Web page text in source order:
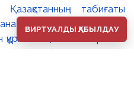
табиғаты
емес, ұлттық мәдени
қалыптастыратын
табады. 🔸«Менің
ВИРТУАЛДЫ ҚАБЫЛДАУ